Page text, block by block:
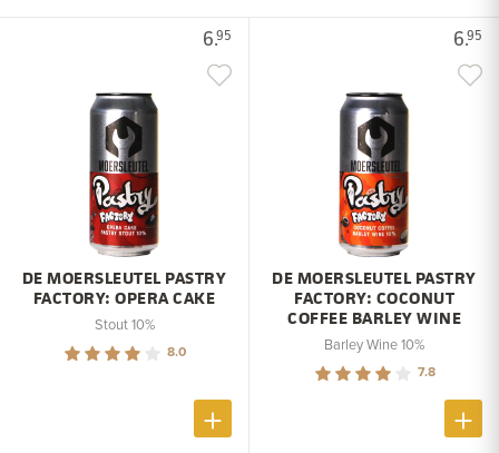
6.95
DE MOERSLEUTEL PASTRY
FACTORY: OPERA CAKE
Stout 10%
8.0
6.95
DE MOERSLEUTEL PASTRY
FACTORY: COCONUT
COFFEE BARLEY WINE
Barley Wine 10%
7.8